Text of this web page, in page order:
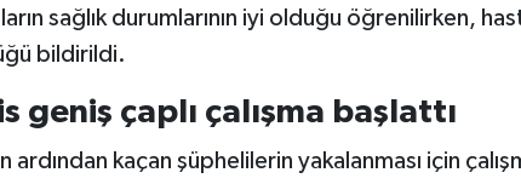
sağlık durumlarının iyi olduğu öğrenilirken,
bildirildi.
geniş çaplı çalışma başlattı
ardından kaçan şüphelilerin yakalanması için